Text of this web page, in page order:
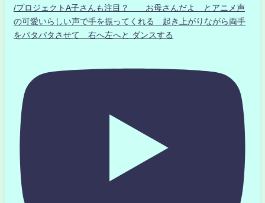
/プロジェクトA子さんも注目？ お母さんだよ とアニメ声
の可愛いらしい声で手を振ってくれる 起き上がりながら両手
をパタパタさせて 右へ左へと ダンスする